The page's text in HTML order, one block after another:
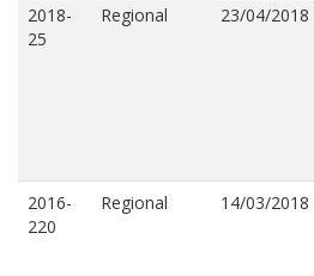
2018-
25
Regional 23/04/2018
2016-
220
Regional 14/03/2018